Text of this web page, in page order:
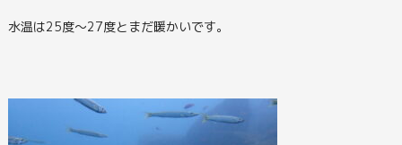
水温は25度～27度とまだ暖かいです。